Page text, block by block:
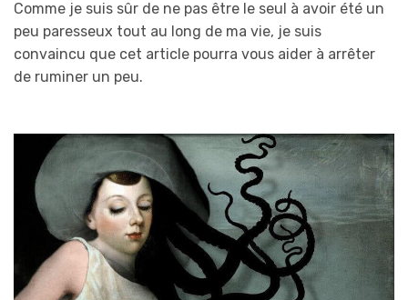
Comme je suis sûr de ne pas être le seul à avoir été un
peu paresseux tout au long de ma vie, je suis
convaincu que cet article pourra vous aider à arrêter
de ruminer un peu.